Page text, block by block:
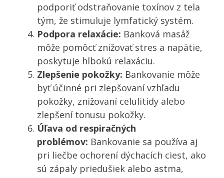
podporiť odstraňovanie toxínov z tela
tým, že stimuluje lymfatický systém.
Podpora relaxácie: Banková masáž
môže pomôcť znižovať stres a napätie,
poskytuje hlbokú relaxáciu.
Zlepšenie pokožky: Bankovanie môže
byť účinné pri zlepšovaní vzhľadu
pokožky, znižovaní celulitídy alebo
zlepšení tonusu pokožky.
Úľava od respiračných
problémov: Bankovanie sa používa aj
pri liečbe ochorení dýchacích ciest, ako
sú zápaly priedušiek alebo astma,